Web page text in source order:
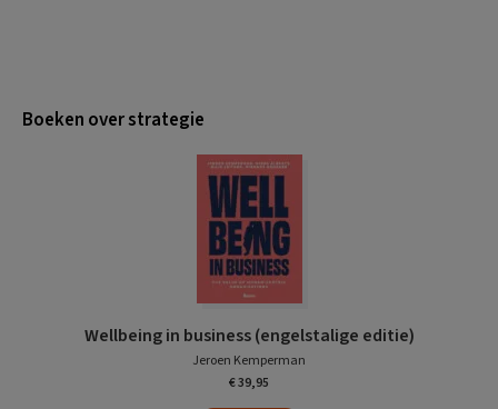
Boeken over strategie
Wellbeing in business (engelstalige editie)
Jeroen Kemperman
€ 39,95